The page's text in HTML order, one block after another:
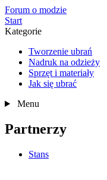
Forum o modzie
Start
Kategorie
Tworzenie ubrań
Nadruk na odzieży
Sprzęt i materiały
Jak się ubrać
Menu
Partnerzy
Stans